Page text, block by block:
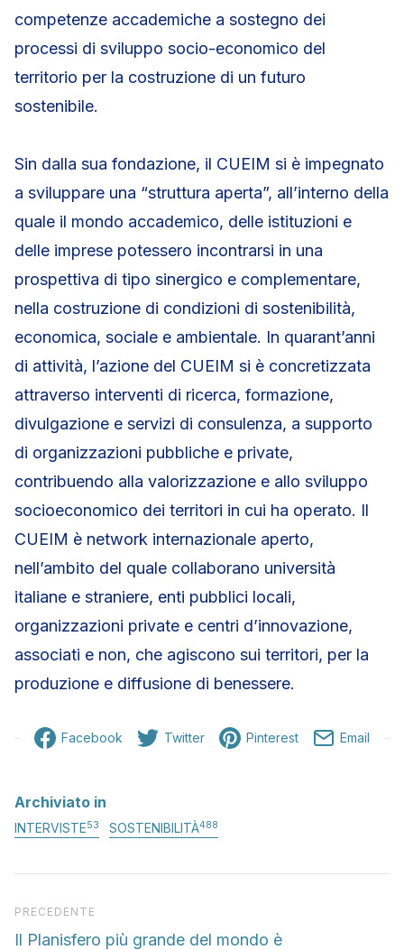
competenze accademiche a sostegno dei
processi di sviluppo socio-economico del
territorio per la costruzione di un futuro
sostenibile.
Sin dalla sua fondazione, il CUEIM si è impegnato
a sviluppare una “struttura aperta”, all’interno della
quale il mondo accademico, delle istituzioni e
delle imprese potessero incontrarsi in una
prospettiva di tipo sinergico e complementare,
nella costruzione di condizioni di sostenibilità,
economica, sociale e ambientale. In quarant’anni
di attività, l’azione del CUEIM si è concretizzata
attraverso interventi di ricerca, formazione,
divulgazione e servizi di consulenza, a supporto
di organizzazioni pubbliche e private,
contribuendo alla valorizzazione e allo sviluppo
socioeconomico dei territori in cui ha operato. Il
CUEIM è network internazionale aperto,
nell’ambito del quale collaborano università
italiane e straniere, enti pubblici locali,
organizzazioni private e centri d’innovazione,
associati e non, che agiscono sui territori, per la
produzione e diffusione di benessere.
Facebook Twitter Pinterest Email
Archiviato in
INTERVISTE53 SOSTENIBILITÀ488
Articolo precedente
PRECEDENTE
Il Planisfero più grande del mondo è